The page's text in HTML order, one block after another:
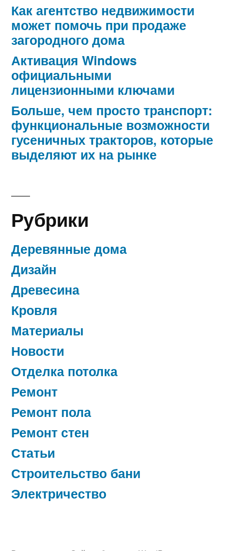
Как агентство недвижимости
может помочь при продаже
загородного дома
Активация Windows
официальными
лицензионными ключами
Больше, чем просто транспорт:
функциональные возможности
гусеничных тракторов, которые
выделяют их на рынке
Рубрики
Деревянные дома
Дизайн
Древесина
Кровля
Материалы
Новости
Отделка потолка
Ремонт
Ремонт пола
Ремонт стен
Статьи
Строительство бани
Электричество